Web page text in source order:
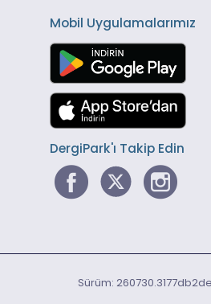
Mobil Uygulamalarımız
DergiPark'ı Takip Edin
Sürüm: